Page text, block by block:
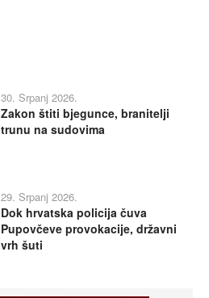
30. Srpanj 2026.
Zakon štiti bjegunce, branitelji
trunu na sudovima
29. Srpanj 2026.
Dok hrvatska policija čuva
Pupovčeve provokacije, državni
vrh šuti